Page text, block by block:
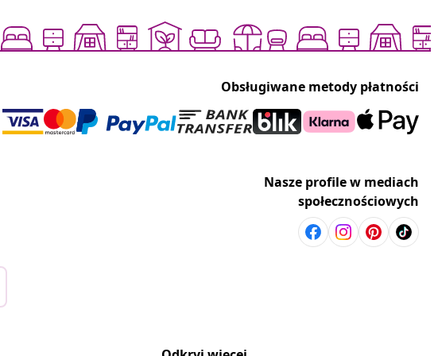
Obsługiwane metody płatności
Nasze profile w mediach
społecznościowych